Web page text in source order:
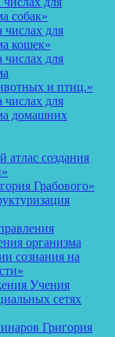
собак»
для
кошек»
для
и птиц.»
для
домашних
создания
Грабового»
организма
сознания на
Учения
сетях
Григория